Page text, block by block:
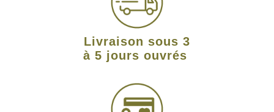
Livraison sous 3
à 5 jours ouvrés